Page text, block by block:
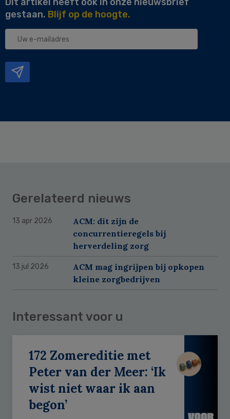
gestaan. Blijf op de hoogte.
Uw
Gerelateerd nieuws
13 apr 2026
ACM: dit zijn de
concurrentieregels bij
herverdeling zorg
13 jul 2026
ACM mag ingrijpen bij opkopen
kleine zorgbedrijven
Interessant voor u
172 Zomereditie met
Peter van der Meer: ‘Ik
wist niet waar ik aan
begon’